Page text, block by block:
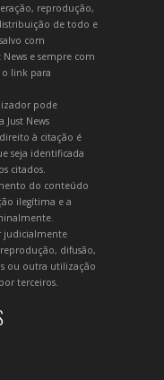
reprodução,
de todo e
com
e sempre com
o link para
pode
Just News
à citação é
seja identificada
citados.
do conteúdo
ilegítima e a
judicialmente
difusão,
ou outra utilização
terceiros.